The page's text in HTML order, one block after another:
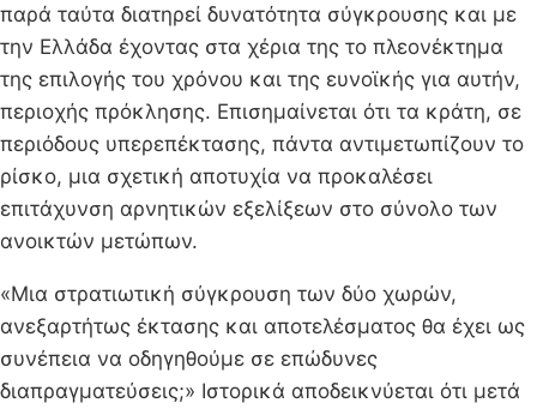
παρά ταύτα διατηρεί δυνατότητα σύγκρουσης και με
την Ελλάδα έχοντας στα χέρια της το πλεονέκτημα
της επιλογής του χρόνου και της ευνοϊκής για αυτήν,
περιοχής πρόκλησης. Επισημαίνεται ότι τα κράτη, σε
περιόδους υπερεπέκτασης, πάντα αντιμετωπίζουν το
ρίσκο, μια σχετική αποτυχία να προκαλέσει
επιτάχυνση αρνητικών εξελίξεων στο σύνολο των
ανοικτών μετώπων.
«Μια στρατιωτική σύγκρουση των δύο χωρών,
ανεξαρτήτως έκτασης και αποτελέσματος θα έχει ως
συνέπεια να οδηγηθούμε σε επώδυνες
διαπραγματεύσεις;» Ιστορικά αποδεικνύεται ότι μετά